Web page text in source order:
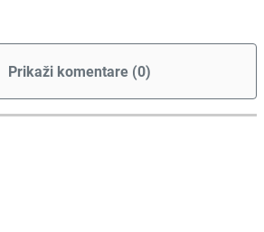
Prikaži komentare (0)